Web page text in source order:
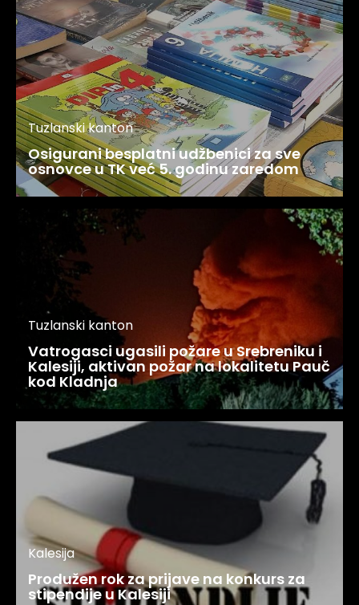
Tuzlanski kanton
Osigurani besplatni udžbenici za sve
osnovce u TK već 5. godinu zaredom
Tuzlanski kanton
Vatrogasci ugasili požare u Srebreniku i
Kalesiji, aktivan požar na lokalitetu Pauč
kod Kladnja
Kalesija
Produžen rok za prijave na konkurs za
stipendije u Kalesiji